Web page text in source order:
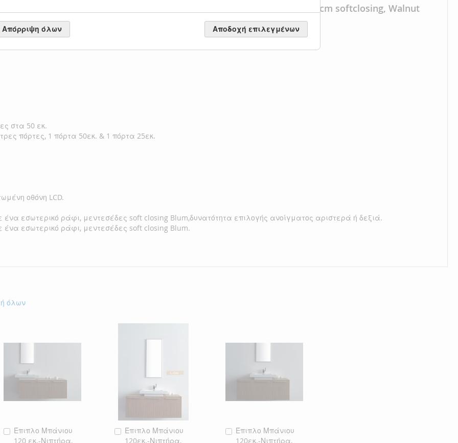
cm softclosing, Walnut
τύπουCorian.
στα 50 εκ.
πόρτες, 1 πόρτα 50εκ. & 1 πόρτα 25εκ.
οθόνη LCD.
εσωτερικό ράφι, μεντεσέδες soft closing Blum,δυνατότητα επιλογής ανοίγματος αριστερά ή δεξιά.
ένα εσωτερικό ράφι, μεντεσέδες soft closing Blum.
όλων
Έπιπλο Μπάνιου
120 εκ.-Νιπτήρα,
Προσθήκη
στο
Έπιπλο Μπάνιου
120εκ.-Νιπτήρα,
Προσθήκη
στο
Έπιπλο Μπάνιου
120εκ.-Νιπτήρα,
Προσθήκη
στο
Απόρριψη όλων Αποδοχή επιλεγμένων